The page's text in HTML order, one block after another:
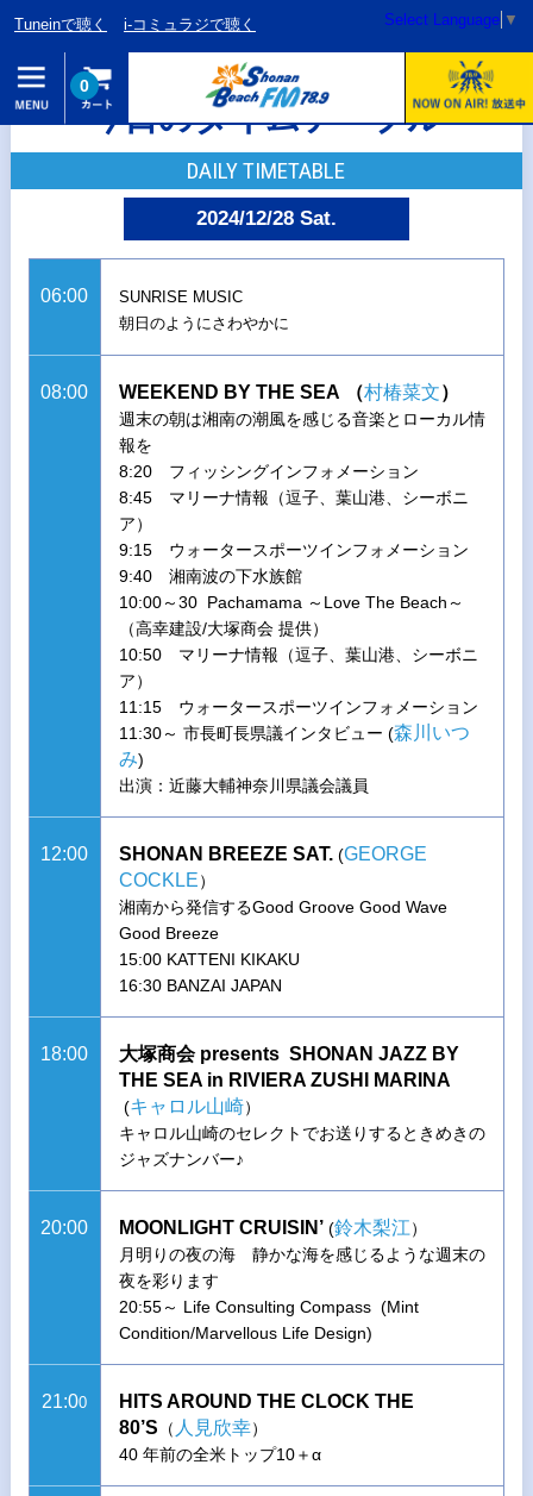
Tuneinで聴く i-コミュラジで聴く Select Language ▼
0
今日のタイムテーブル
DAILY TIMETABLE
2024/12/28 Sat.
06:00
SUNRISE MUSIC
朝日のようにさわやかに
08:00 WEEKEND BY THE SEA （村椿菜文）
週末の朝は湘南の潮風を感じる音楽とローカル情
報を
8:20 フィッシングインフォメーション
8:45 マリーナ情報（逗子、葉山港、シーボニ
ア）
9:15 ウォータースポーツインフォメーション
9:40 湘南波の下水族館
10:00～30 Pachamama ～Love The Beach～
（高幸建設/大塚商会 提供）
10:50 マリーナ情報（逗子、葉山港、シーボニ
ア）
11:15 ウォータースポーツインフォメーション
11:30～ 市長町長県議インタビュー (森川いつ
み)
出演：近藤大輔神奈川県議会議員
12:00 SHONAN BREEZE SAT.(GEORGE
COCKLE）
湘南から発信するGood Groove Good Wave
Good Breeze
15:00 KATTENI KIKAKU
16:30 BANZAI JAPAN
18:00
大塚商会 presents SHONAN JAZZ BY
THE SEA in RIVIERA ZUSHI MARINA
(キャロル山崎）
キャロル山崎のセレクトでお送りするときめきの
ジャズナンバー♪
20:00 MOONLIGHT CRUISIN’(鈴木梨江）
月明りの夜の海 静かな海を感じるような週末の
夜を彩ります
20:55～ Life Consulting Compass (Mint
Condition/Marvellous Life Design)
21:00
HITS AROUND THE CLOCK THE
80’S （ 人見欣幸）
40 年前の全米トップ10＋α